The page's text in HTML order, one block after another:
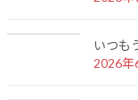
いつも
2026年